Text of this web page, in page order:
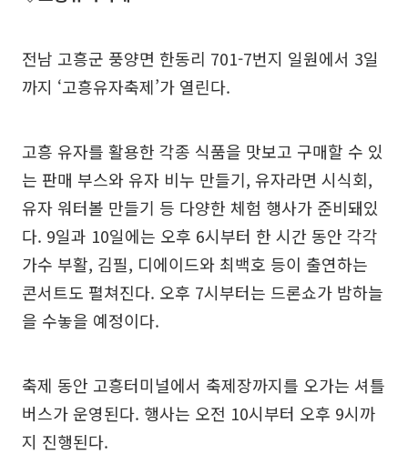
전남 고흥군 풍양면 한동리 701-7번지 일원에서 3일
까지 ‘고흥유자축제’가 열린다.
고흥 유자를 활용한 각종 식품을 맛보고 구매할 수 있
는 판매 부스와 유자 비누 만들기, 유자라면 시식회,
유자 워터볼 만들기 등 다양한 체험 행사가 준비돼있
다. 9일과 10일에는 오후 6시부터 한 시간 동안 각각
가수 부활, 김필, 디에이드와 최백호 등이 출연하는
콘서트도 펼쳐진다. 오후 7시부터는 드론쇼가 밤하늘
을 수놓을 예정이다.
축제 동안 고흥터미널에서 축제장까지를 오가는 셔틀
버스가 운영된다. 행사는 오전 10시부터 오후 9시까
지 진행된다.